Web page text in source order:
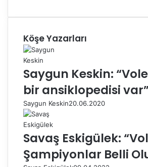
Köşe Yazarları
Saygun Keskin:
bir ansiklopedisi var”
Saygun Keskin20.06.2020
Savaş Eskigülek:
Şampiyonlar Belli